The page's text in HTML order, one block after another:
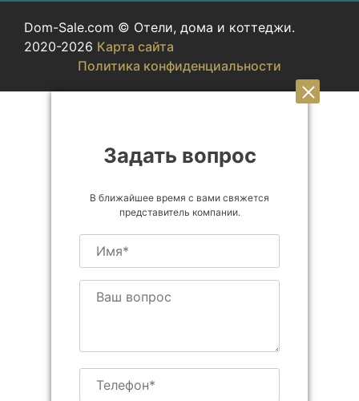
Dom-Sale.com © Отели, дома и коттеджи.
2020-2026 Карта сайта
Политика конфиденциальности
Задать вопрос
В ближайшее время с вами свяжется
представитель компании.